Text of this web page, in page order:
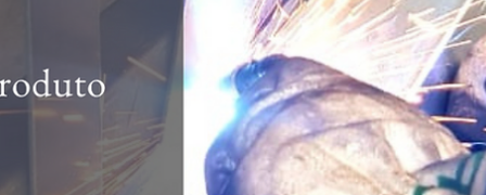
hsprecisao
21 de out. de 2021
2 min de leitura